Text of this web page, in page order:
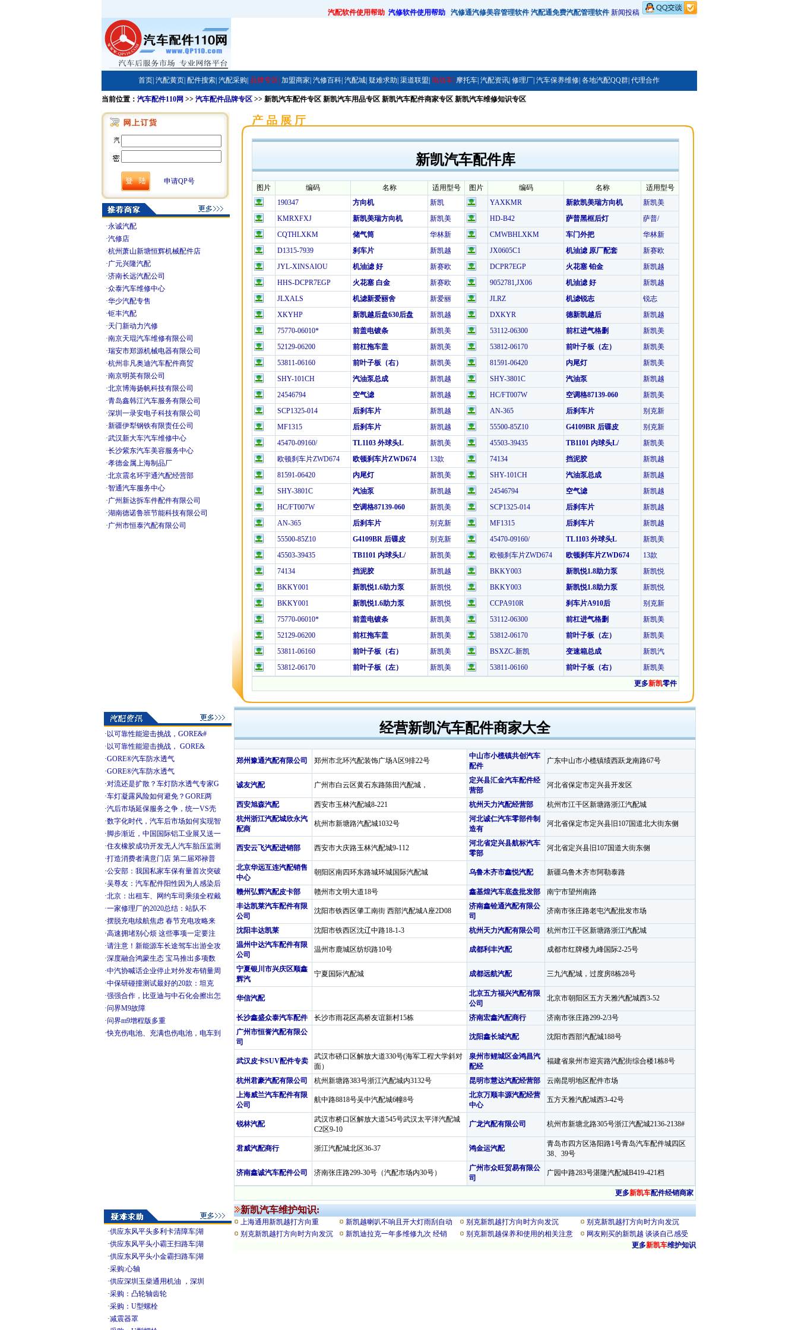
汽配软件使用帮助 汽修软件使用帮助 汽修通汽修美容管理软件 汽配通免费汽配管理软件 新闻投稿
首页| 汽配黄页| 配件搜索| 汽配采购| 品牌专区| 加盟商家| 汽修百科| 汽配城| 疑难求助| 渠道联盟| 电动车| 摩托车| 汽配资讯| 修理厂| 汽车保养维修| 各地汽配QQ群| 代理合作
当前位置： 汽车配件110网 >> 汽车配件品牌专区>> 新凯汽车配件专区 新凯汽车用品专区 新凯汽车配件商家专区 新凯汽车维修知识专区
申请QP号
·永诚汽配
·汽修店
·杭州萧山新塘恒辉机械配件店
·广元兴隆汽配
·济南长远汽配公司
·众泰汽车维修中心
·华少汽配专售
·钜丰汽配
·天门新动力汽修
·南京天琨汽车维修有限公司
·瑞安市郑源机械电器有限公司
·杭州非凡奥迪汽车配件商贸
·南京明英有限公司
·北京博海扬帆科技有限公司
·青岛鑫韩江汽车服务有限公司
·深圳一录安电子科技有限公司
·新疆伊犁钢铁有限责任公司
·武汉新大车汽车维修中心
·长沙紫东汽车美容服务中心
·孝德金属上海制品厂
·北京震名环宇通汽配经营部
·智通汽车服务中心
·广州新达拆车件配件有限公司
·湖南德诺鲁班节能科技有限公司
·广州市恒泰汽配有限公司
新凯汽车配件库
图片 编码 名称 适用型号 图片 编码 名称
适用型号
190347
方向机 新凯 YAXKMR 新款凯美瑞方向机
新凯美
KMRXFXJ
新凯美瑞方向机 新凯美 HD-B42 萨普黑框后灯
萨普/
CQTHLXKM
储气筒 华林新 CMWBHLXKM 车门外把
华林新
D1315-7939
刹车片 新凯越 JX0605C1 机油滤 原厂配套
新赛欧
JYL-XINSAIOU
机油滤 好 新赛欧 DCPR7EGP 火花塞 铂金
新凯越
HHS-DCPR7EGP
火花塞 白金 新赛欧 9052781,JX06 机油滤 好
新凯越
JLXALS
机滤新爱丽舍 新爱丽 JLRZ 机滤锐志
锐志
XKYHP
新凯越后盘630后盘 新凯越 DXKYR 德新凯越后
新凯越
75770-06010*
前盖电镀条 新凯美 53112-06300 前杠进气格删
新凯美
52129-06200
前杠拖车盖 新凯美 53812-06170 前叶子板（左）
新凯美
53811-06160
前叶子板（右） 新凯美 81591-06420 内尾灯
新凯美
SHY-101CH
汽油泵总成 新凯越 SHY-3801C 汽油泵
新凯越
24546794
空气滤 新凯越 HC/FT007W 空调格87139-060
新凯美
SCP1325-014
后刹车片 新凯越 AN-365 后刹车片
别克新
MF1315
后刹车片 新凯越 55500-85Z10 G4109BR 后碟皮
别克新
45470-09160/
TL1103 外球头L 新凯美 45503-39435 TB1101 内球头L/
新凯美
欧顿刹车片ZWD674
欧顿刹车片ZWD674 13款 74134 挡泥胶
新凯越
81591-06420
内尾灯 新凯美 SHY-101CH 汽油泵总成
新凯越
SHY-3801C
汽油泵 新凯越 24546794 空气滤
新凯越
HC/FT007W
空调格87139-060 新凯美 SCP1325-014 后刹车片
新凯越
AN-365
后刹车片 别克新 MF1315 后刹车片
新凯越
55500-85Z10
G4109BR 后碟皮 别克新 45470-09160/ TL1103 外球头L
新凯美
45503-39435
TB1101 内球头L/ 新凯美 欧顿刹车片ZWD674 欧顿刹车片ZWD674
13款
74134
挡泥胶 新凯越 BKKY003 新凯悦1.8助力泵
新凯悦
BKKY001
新凯悦1.6助力泵 新凯悦 BKKY003 新凯悦1.8助力泵
新凯悦
BKKY001
新凯悦1.6助力泵 新凯悦 CCPA910R 刹车片A910后
别克新
75770-06010*
前盖电镀条 新凯美 53112-06300 前杠进气格删
新凯美
52129-06200
前杠拖车盖 新凯美 53812-06170 前叶子板（左）
新凯美
53811-06160
前叶子板（右） 新凯美 BSXZC-新凯 变速箱总成
新凯汽
53812-06170
前叶子板（左） 新凯美 53811-06160 前叶子板（右）
新凯美
更多新凯零件
· 以可靠性能迎击挑战，GORE&#
· 以可靠性能迎击挑战， GORE&
·GORE®汽车防水透气
·GORE®汽车防水透气
·对流还是扩散？车灯防水透气专家G
·车灯凝露风险如何避免？GORE两
·汽后市场延保服务之争，统一VS壳
·数字化时代，汽车后市场如何实现智
· 脚步渐近，中国国际铝工业展又送一
·住友橡胶成功开发无人汽车胎压监测
·打造消费者满意门店 第二届邓禄普
·公安部：我国私家车保有量首次突破
·吴尊友：汽车配件阳性因为人感染后
·北京：出租车、网约车司乘须全程戴
·一家修理厂的2020总结：站队不
·摆脱充电续航焦虑 春节充电攻略来
·高速拥堵别心烦 这些事项一定要注
·请注意！新能源车长途驾车出游全攻
·深度融合鸿蒙生态 宝马推出多项数
·中汽协喊话企业停止对外发布销量周
·中保研碰撞测试最好的20款：坦克
·强强合作，比亚迪与中石化会擦出怎
·问界M9故障
·问界m9增程版多重
·快充伤电池、充满也伤电池，电车到
经营新凯汽车配件商家大全
郑州豫通汽配有限公司 郑州市北环汽配装饰广场A区9排22号
中山市小榄镇共创汽车
配件
广东中山市小榄镇绩西跃龙南路67号
诚友汽配 广州市白云区黄石东路陈田汽配城，
定兴县汇金汽车配件经
营部
河北省保定市定兴县开发区
西安旭森汽配 西安市玉林汽配城8-221 杭州天力汽配经营部
杭州市江干区新塘路浙江汽配城
杭州浙江汽配城欣永汽
配商
杭州市新塘路汽配城1032号
河北诚仁汽车零部件制
造有
河北省保定市定兴县旧107国道北大街东侧
西安云飞汽配进销部 西安市大庆路玉林汽配城9-112
河北省定兴县航标汽车
零部
河北省定兴县旧107国道大街东侧
北京华远互连汽配销售
中心
朝阳区南四环东路城环城国际汽配城 乌鲁木齐市鑫悦汽配 新疆乌鲁木齐市阿勒泰路
赣州弘辉汽配皮卡部 赣州市文明大道18号 鑫基煌汽车底盘批发部
南宁市望州南路
丰达凯莱汽车配件有限
公司
沈阳市铁西区肇工南街 西部汽配城A座2D08
济南鑫铨通汽配有限公
司
济南市张庄路老屯汽配批发市场
沈阳丰达凯莱 沈阳市铁西区沈辽中路18-1-3 杭州天力汽配有限公司
杭州市江干区新塘路浙江汽配城
温州中达汽车配件有限
公司
温州市鹿城区纺织路10号 成都利丰汽配 成都市红牌楼九峰国际2-25号
宁夏银川市兴庆区顺鑫
辉汽
宁夏国际汽配城 成都远航汽配 三九汽配城，过度房8栋28号
华信汽配
北京五方福兴汽配有限
公司
北京市朝阳区五方天雅汽配城西3-52
长沙鑫盛众泰汽车配件 长沙市雨花区高桥友谊新村15栋 济南宏鑫汽配商行
济南市张庄路299-2/3号
广州市恒誉汽配有限公
司
沈阳鑫长城汽配 沈阳市西部汽配城188号
武汉皮卡SUV配件专卖
武汉市硚口区解放大道330号(海军工程大学斜对
面）
泉州市鲤城区金鸿昌汽
配经
福建省泉州市迎宾路汽配街综合楼1栋8号
杭州君豪汽配有限公司 杭州新塘路383号浙江汽配城内3132号 昆明市慧达汽配经营部
云南昆明地区配件市场
上海威兰汽车配件有限
公司
航中路8818号吴中汽配城6幢8号
北京万顺丰源汽配经营
中心
五方天雅汽配城西3-42号
锐林汽配
武汉市桥口区解放大道545号武汉太平洋汽配城
C2区9-10
广龙汽配有限公司 杭州市新塘北路305号浙江汽配城2136-2138#
君威汽配商行 浙江汽配城北区36-37 鸿金运汽配
青岛市四方区洛阳路1号青岛汽车配件城四区
38、39号
济南鑫诚汽车配件公司 济南张庄路299-30号（汽配市场内30号）
广州市众旺贸易有限公
司
广园中路283号湛隆汽配城B419-421档
更多新凯车配件经销商家
·供应东风平头多利卡清障车|湖
·供应东风平头小霸王扫路车|湖
·供应东风平头小金霸扫路车|湖
·采购:心轴
·供应深圳玉柴通用机油 ，深圳
·采购：凸轮轴齿轮
·采购：U型螺栓
·减震器罩
新凯汽车维护知识:
上海通用新凯越打方向重 新凯越喇叭不响且开大灯雨刮自动 别克新凯越打方向时方向发沉
别克新凯越打方向时方向发沉
别克新凯越打方向时方向发沉
新凯迪拉克一年多维修九次 经销 别克新凯越保养和使用的相关注意
网友刚买的新凯越 谈谈自己感受
更多新凯车维护知识